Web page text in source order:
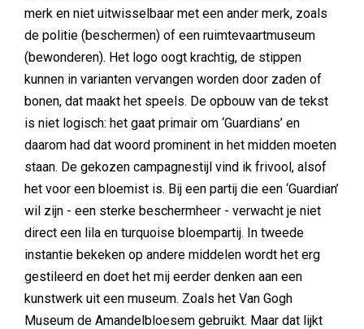
merk en niet uitwisselbaar met een ander merk, zoals
de politie (beschermen) of een ruimtevaartmuseum
(bewonderen). Het logo oogt krachtig, de stippen
kunnen in varianten vervangen worden door zaden of
bonen, dat maakt het speels. De opbouw van de tekst
is niet logisch: het gaat primair om ‘Guardians’ en
daarom had dat woord prominent in het midden moeten
staan. De gekozen campagnestijl vind ik frivool, alsof
het voor een bloemist is. Bij een partij die een ‘Guardian’
wil zijn - een sterke beschermheer - verwacht je niet
direct een lila en turquoise bloempartij. In tweede
instantie bekeken op andere middelen wordt het erg
gestileerd en doet het mij eerder denken aan een
kunstwerk uit een museum. Zoals het Van Gogh
Museum de Amandelbloesem gebruikt. Maar dat lijkt